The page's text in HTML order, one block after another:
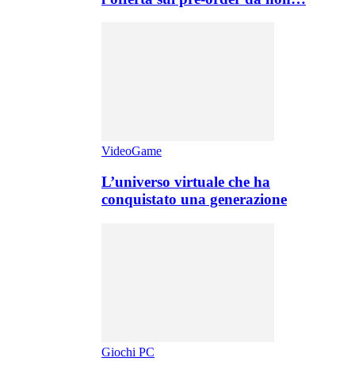
VideoGame
L’universo virtuale che ha
conquistato una generazione
Giochi PC